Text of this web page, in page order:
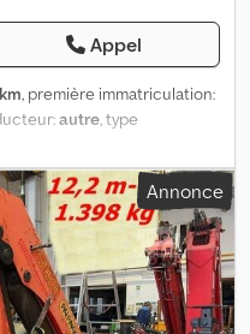
Appel
, première immatriculation:
autre, type
du véhicule :
commande de grappin,
points, commande radio, 5
grue arrière Palfinger PK
et stabilisation 4 points.
4,4 m - 8 820 kg, 5,9 m - 6
12 m - 2 930 kg, 14,3 m - 2
Annonce